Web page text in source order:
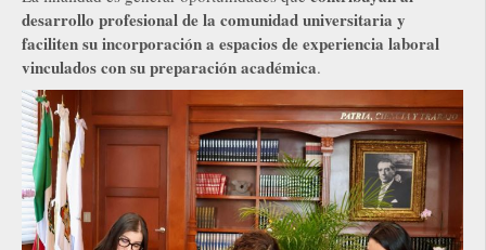
desarrollo profesional de la comunidad universitaria y
faciliten su incorporación a espacios de experiencia laboral
vinculados con su preparación académica.